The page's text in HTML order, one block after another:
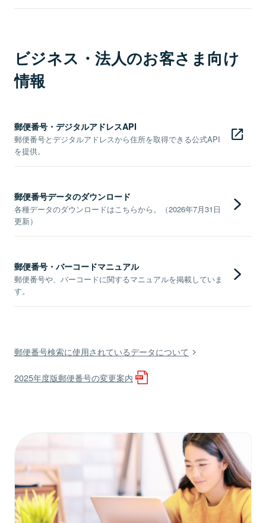
ビジネス・法人のお客さま向け
情報
郵便番号・デジタルアドレスAPI
郵便番号とデジタルアドレスから住所を取得できる公式API
を提供。
郵便番号データのダウンロード
各種データのダウンロードはこちらから。（2026年7月31日
更新）
郵便番号・バーコードマニュアル
郵便番号や、バーコードに関するマニュアルを掲載していま
す。
郵便番号検索に使用されているデータについて
2025年度版郵便番号の変更案内